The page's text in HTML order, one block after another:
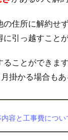
住所に解約せ
引っ越すことが
ことができま
掛かる場合も
容と工事費につい